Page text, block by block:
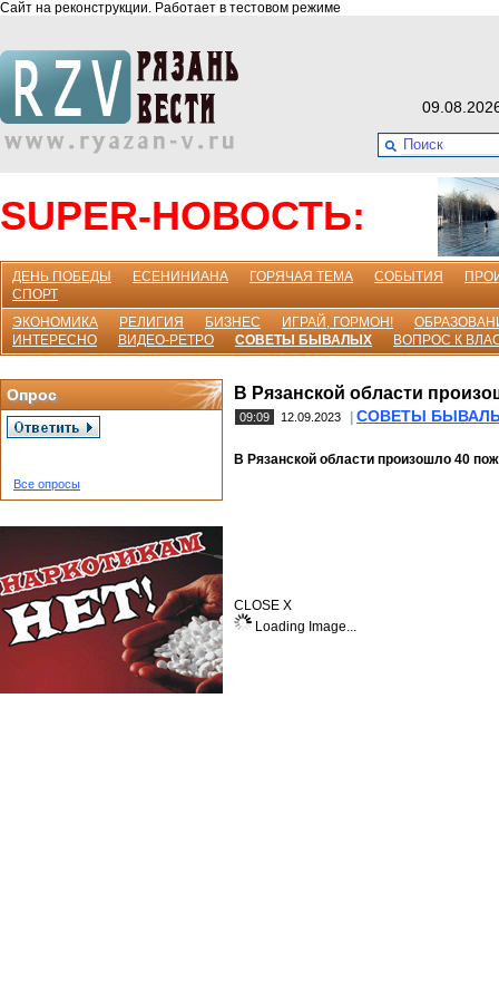
Сайт на реконструкции. Работает в тестовом режиме
SUPER-НОВОСТЬ:
ДЕНЬ ПОБЕДЫ ЕСЕНИНИАНА ГОРЯЧАЯ ТЕМА СОБЫТИЯ
СПОРТ
ЭКОНОМИКА
РЕЛИГИЯ БИЗНЕС ИГРАЙ, ГОРМОН!
ИНТЕРЕСНО
ВИДЕО-РЕТРО СОВЕТЫ БЫВАЛЫХ ВОПРОС К
Опрос
Все опросы
В Рязанской области
09:09 12.09.2023 СОВЕТЫ
В Рязанской области произошло 40
CLOSE X
Loading Image...